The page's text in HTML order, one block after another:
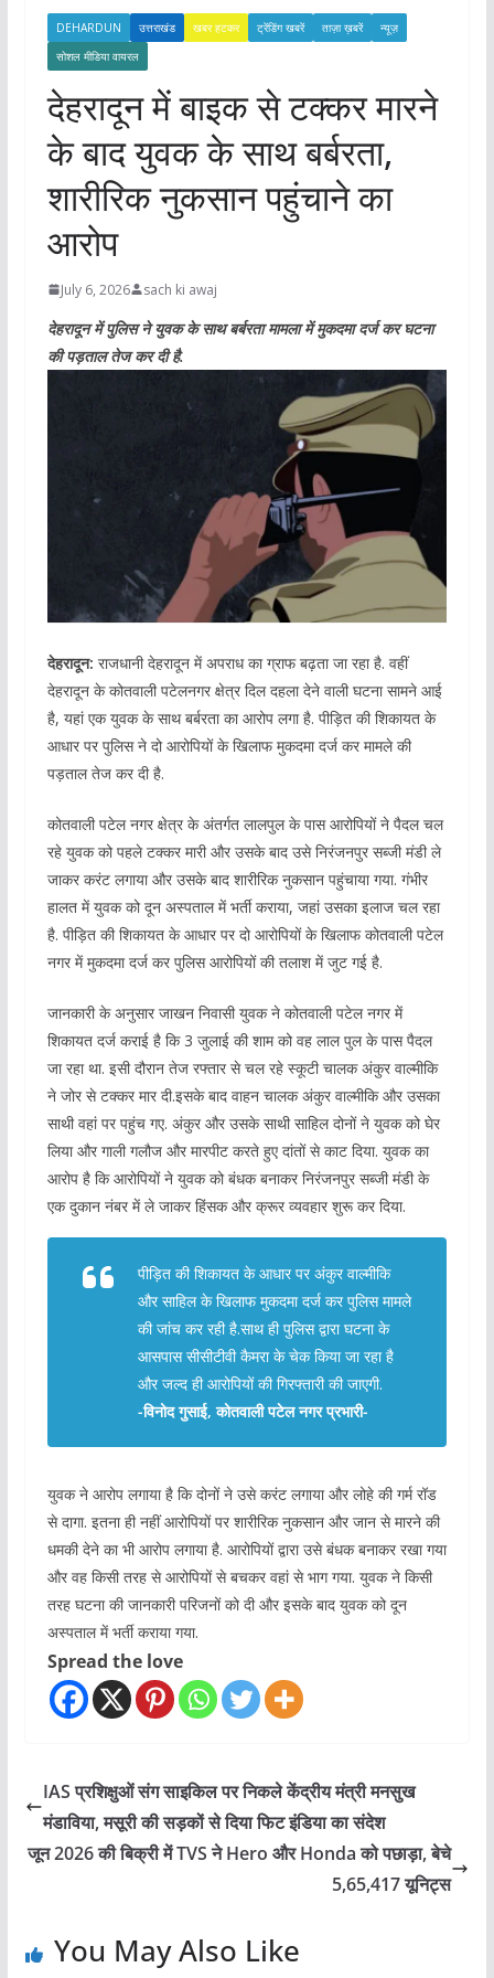
DEHARDUN उत्तराखंड खबर हटकर ट्रेंडिंग खबरें ताज़ा ख़बरें
न्यूज़
सोशल मीडिया वायरल
देहरादून में बाइक से टक्कर मारने
के बाद युवक के साथ बर्बरता,
शारीरिक नुकसान पहुंचाने का
आरोप
July 6, 2026 sach ki awaj
देहरादून में पुलिस ने युवक के साथ बर्बरता मामला में मुकदमा दर्ज कर घटना
की पड़ताल तेज कर दी है.
देहरादून: राजधानी देहरादून में अपराध का ग्राफ बढ़ता जा रहा है. वहीं
देहरादून के कोतवाली पटेलनगर क्षेत्र दिल दहला देने वाली घटना सामने आई
है, यहां एक युवक के साथ बर्बरता का आरोप लगा है. पीड़ित की शिकायत के
आधार पर पुलिस ने दो आरोपियों के खिलाफ मुकदमा दर्ज कर मामले की
पड़ताल तेज कर दी है.
कोतवाली पटेल नगर क्षेत्र के अंतर्गत लालपुल के पास आरोपियों ने पैदल चल
रहे युवक को पहले टक्कर मारी और उसके बाद उसे निरंजनपुर सब्जी मंडी ले
जाकर करंट लगाया और उसके बाद शारीरिक नुकसान पहुंचाया गया. गंभीर
हालत में युवक को दून अस्पताल में भर्ती कराया, जहां उसका इलाज चल रहा
है. पीड़ित की शिकायत के आधार पर दो आरोपियों के खिलाफ कोतवाली पटेल
नगर में मुकदमा दर्ज कर पुलिस आरोपियों की तलाश में जुट गई है.
जानकारी के अनुसार जाखन निवासी युवक ने कोतवाली पटेल नगर में
शिकायत दर्ज कराई है कि 3 जुलाई की शाम को वह लाल पुल के पास पैदल
जा रहा था. इसी दौरान तेज रफ्तार से चल रहे स्कूटी चालक अंकुर वाल्मीकि
ने जोर से टक्कर मार दी.इसके बाद वाहन चालक अंकुर वाल्मीकि और उसका
साथी वहां पर पहुंच गए. अंकुर और उसके साथी साहिल दोनों ने युवक को घेर
लिया और गाली गलौज और मारपीट करते हुए दांतों से काट दिया. युवक का
आरोप है कि आरोपियों ने युवक को बंधक बनाकर निरंजनपुर सब्जी मंडी के
एक दुकान नंबर में ले जाकर हिंसक और क्रूर व्यवहार शुरू कर दिया.
पीड़ित की शिकायत के आधार पर अंकुर वाल्मीकि
और साहिल के खिलाफ मुकदमा दर्ज कर पुलिस मामले
की जांच कर रही है.साथ ही पुलिस द्वारा घटना के
आसपास सीसीटीवी कैमरा के चेक किया जा रहा है
और जल्द ही आरोपियों की गिरफ्तारी की जाएगी.
-विनोद गुसाई, कोतवाली पटेल नगर प्रभारी-
युवक ने आरोप लगाया है कि दोनों ने उसे करंट लगाया और लोहे की गर्म रॉड
से दागा. इतना ही नहीं आरोपियों पर शारीरिक नुकसान और जान से मारने की
धमकी देने का भी आरोप लगाया है. आरोपियों द्वारा उसे बंधक बनाकर रखा गया
और वह किसी तरह से आरोपियों से बचकर वहां से भाग गया. युवक ने किसी
तरह घटना की जानकारी परिजनों को दी और इसके बाद युवक को दून
अस्पताल में भर्ती कराया गया.
Spread the love
IAS प्रशिक्षुओं संग साइकिल पर निकले केंद्रीय मंत्री मनसुख
मंडाविया, मसूरी की सड़कों से दिया फिट इंडिया का संदेश
जून 2026 की बिक्री में TVS ने Hero और Honda को पछाड़ा, बेचे
5,65,417 यूनिट्स
You May Also Like